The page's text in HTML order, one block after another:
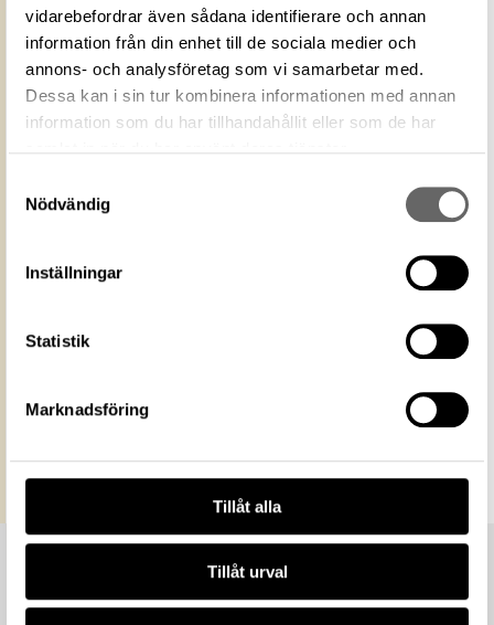
vidarebefordrar även sådana identifierare och annan
information från din enhet till de sociala medier och
annons- och analysföretag som vi samarbetar med.
Dessa kan i sin tur kombinera informationen med annan
information som du har tillhandahållit eller som de har
Nödvändig
Inställningar
Statistik
Marknadsföring
Tillåt alla
Tillåt urval
ID‑nummer 854F26FA-F910-4912-B963-D33B514FCF36
Fotograf
Historiska museet
media
Ange gärna upphovsperson om denne är
https://samlingar.shm.se/media/854F26FA-
All textinformation (metadata) på denna sida är fri att
använda enligt licensen CC0.
Mer information om licenser hos Statens historiska museer.